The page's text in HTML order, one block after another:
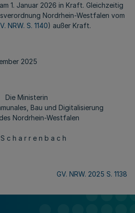
1. Januar 2026 in Kraft. Gleichzeitig
Nordrhein-Westfalen vom
NRW. S. 1140) außer Kraft.
2025
Die Ministerin
Bau und Digitalisierung
Nordrhein-Westfalen
c h a r r e n b a c h
GV. NRW. 2025 S. 1138